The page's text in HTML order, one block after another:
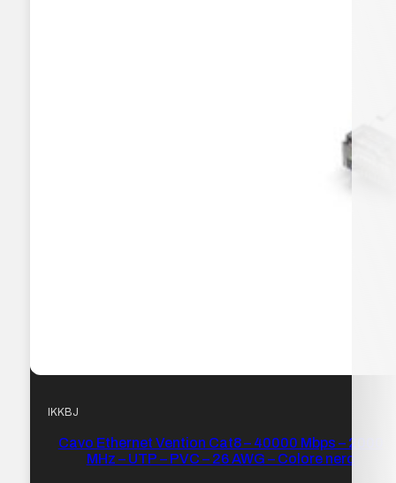
IKKBJ
Cavo Ethernet Vention Cat8 – 40000 Mbps – 2000
MHz – UTP – PVC – 26 AWG – Colore nero